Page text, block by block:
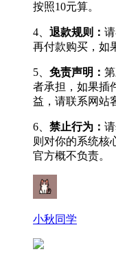
按照10元算。
4、 退款规则：
再付款购买，如
5、 免责声明：
者承担，如果插
益，请联系网站
6、 禁止行为：
则对你的系统核
官方概不负责。
小秋同学